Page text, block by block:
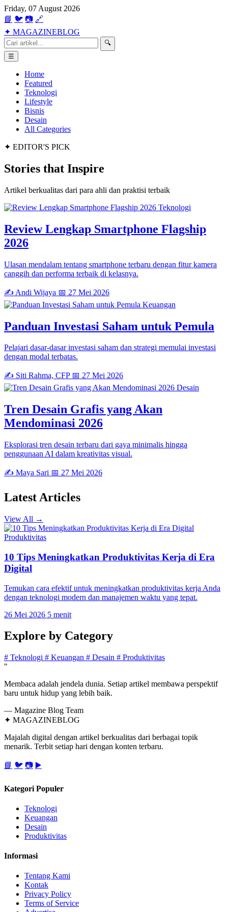
Friday, 07 August 2026
📘 🐦 📷 🔗
✦ MAGAZINEBLOG
🔍
☰
Home
Featured
Teknologi
Lifestyle
Bisnis
Desain
All Categories
✦ EDITOR'S PICK
Stories that Inspire
Artikel berkualitas dari para ahli dan praktisi terbaik
Teknologi
Review Lengkap Smartphone Flagship
2026
Ulasan mendalam tentang smartphone terbaru dengan fitur kamera
canggih dan performa terbaik di kelasnya.
✍️ Andi Wijaya 📅 27 Mei 2026
Keuangan
Panduan Investasi Saham untuk Pemula
Pelajari dasar-dasar investasi saham dan strategi memulai investasi
dengan modal terbatas.
✍️ Siti Rahma, CFP 📅 27 Mei 2026
Desain
Tren Desain Grafis yang Akan
Mendominasi 2026
Eksplorasi tren desain terbaru dari gaya minimalis hingga
penggunaan AI dalam kreativitas visual.
✍️ Maya Sari 📅 27 Mei 2026
Latest Articles
View All →
Produktivitas
10 Tips Meningkatkan Produktivitas Kerja di Era
Digital
Temukan cara efektif untuk meningkatkan produktivitas kerja Anda
dengan teknologi modern dan manajemen waktu yang tepat.
26 Mei 2026 5 menit
Explore by Category
# Teknologi # Keuangan # Desain # Produktivitas
"
Membaca adalah jendela dunia. Setiap artikel membawa perspektif
baru untuk hidup yang lebih baik.
— Magazine Blog Team
✦ MAGAZINEBLOG
Majalah digital dengan artikel berkualitas dari berbagai topik
menarik. Terbit setiap hari dengan konten terbaru.
📘 🐦 📷 ▶️
Kategori Populer
Teknologi
Keuangan
Desain
Produktivitas
Informasi
Tentang Kami
Kontak
Privacy Policy
Terms of Service